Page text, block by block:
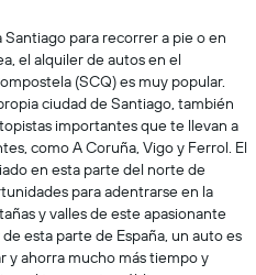
para recorrer a pie o en
el alquiler de autos en el
(SCQ) es muy popular.
ciudad de Santiago, también
importantes que te llevan a
como A Coruña, Vigo y Ferrol. El
en esta parte del norte de
para adentrarse en la
y valles de este apasionante
esta parte de España, un auto es
y ahorra mucho más tiempo y